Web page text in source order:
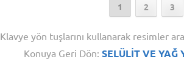
1 2 3
Klavye yön tuşlarını kullanarak resimler
Konuya Geri Dön: SELÜLİT VE YAĞ